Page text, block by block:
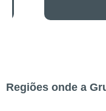
Regiões onde a